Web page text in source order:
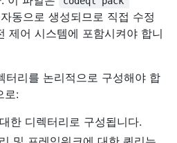
동으로 생성되므로 직접 수정
제어 시스템에 포함시켜야 합니
터리를 논리적으로 구성해야 합
로:
한 디렉터리로 구성됩니다.